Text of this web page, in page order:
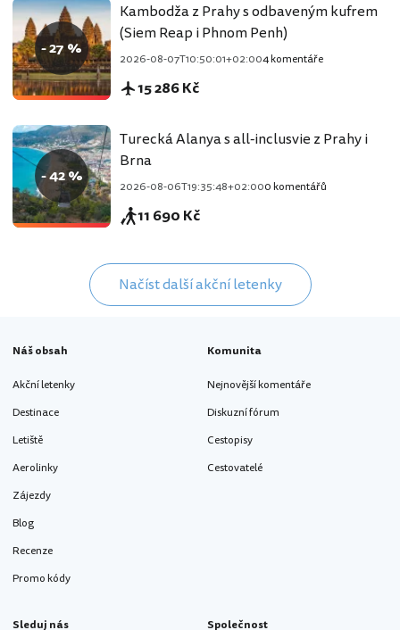
- 27 %
Kambodža z Prahy s odbaveným kufrem
(Siem Reap i Phnom Penh)
2026-08-07T10:50:01+02:004 komentáře
15 286 Kč
- 42 %
Turecká Alanya s all-inclusvie z Prahy i
Brna
2026-08-06T19:35:48+02:000 komentářů
11 690 Kč
Načíst další akční letenky
Náš obsah
Akční letenky
Destinace
Letiště
Aerolinky
Zájezdy
Blog
Recenze
Promo kódy
Komunita
Nejnovější komentáře
Diskuzní fórum
Cestopisy
Cestovatelé
Sleduj nás Společnost